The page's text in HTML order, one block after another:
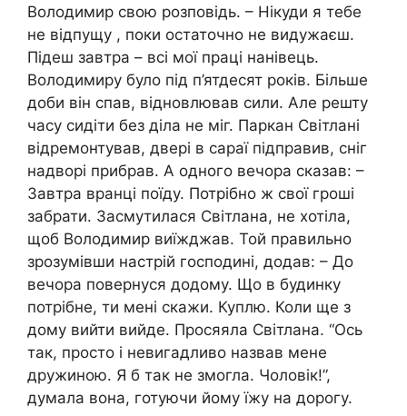
Володимир свою розповідь. – Нікуди я тебе
не відпущу , поки остаточно не видужаєш.
Підеш завтра – всі мої праці нанівець.
Володимиру було під п’ятдесят років. Більше
доби він спав, відновлював сили. Але решту
часу сидіти без діла не міг. Паркан Світлані
відремонтував, двері в сараї підправив, сніг
надворі прибрав. А одного вечора сказав: –
Завтра вранці поїду. Потрібно ж свої гроші
забрати. Засмутилася Світлана, не хотіла,
щоб Володимир виїжджав. Той правильно
зрозумівши настрій господині, додав: – До
вечора повернуся додому. Що в будинку
потрібне, ти мені скажи. Куплю. Коли ще з
дому вийти вийде. Просяяла Світлана. “Ось
так, просто і невигадливо назвав мене
дружиною. Я б так не змогла. Чоловік!”,
думала вона, готуючи йому їжу на дорогу.